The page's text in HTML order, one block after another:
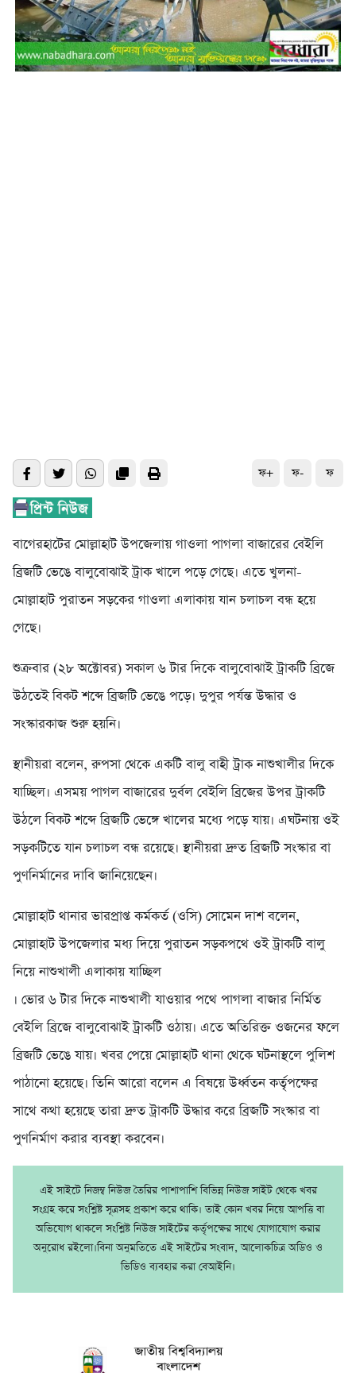
ফ+ ফ- ফ
বাগেরহাটের মোল্লাহাট উপজেলায় গাওলা পাগলা বাজারের বেইলি
ব্রিজটি ভেঙে বালুবোঝাই ট্রাক খালে পড়ে গেছে। এতে খুলনা-
মোল্লাহাট পুরাতন সড়কের গাওলা এলাকায় যান চলাচল বন্ধ হয়ে
গেছে।
শুক্রবার (২৮ অক্টোবর) সকাল ৬ টার দিকে বালুবোঝাই ট্রাকটি ব্রিজে
উঠতেই বিকট শব্দে ব্রিজটি ভেঙে পড়ে। দুপুর পর্যন্ত উদ্ধার ও
সংস্কারকাজ শুরু হয়নি।
স্থানীয়রা বলেন, রুপসা থেকে একটি বালু বাহী ট্রাক নাশুখালীর দিকে
যাচ্ছিল। এসময় পাগল বাজারের দুর্বল বেইলি ব্রিজের উপর ট্রাকটি
উঠলে বিকট শব্দে ব্রিজটি ভেঙ্গে খালের মধ্যে পড়ে যায়। এঘটনায় ওই
সড়কটিতে যান চলাচল বন্ধ রয়েছে। স্থানীয়রা দ্রুত ব্রিজটি সংস্কার বা
পুণনির্মানের দাবি জানিয়েছেন।
মোল্লাহাট থানার ভারপ্রাপ্ত কর্মকর্ত (ওসি) সোমেন দাশ বলেন,
মোল্লাহাট উপজেলার মধ্য দিয়ে পুরাতন সড়কপথে ওই ট্রাকটি বালু
নিয়ে নাশুখালী এলাকায় যাচ্ছিল
। ভোর ৬ টার দিকে নাশুখালী যাওয়ার পথে পাগলা বাজার নির্মিত
বেইলি ব্রিজে বালুবোঝাই ট্রাকটি ওঠায়। এতে অতিরিক্ত ওজনের ফলে
ব্রিজটি ভেঙে যায়। খবর পেয়ে মোল্লাহাট থানা থেকে ঘটনাস্থলে পুলিশ
পাঠানো হয়েছে। তিনি আরো বলেন এ বিষয়ে উর্ধ্বতন কর্তৃপক্ষের
সাথে কথা হয়েছে তারা দ্রুত ট্রাকটি উদ্ধার করে ব্রিজটি সংস্কার বা
পুণনির্মাণ করার ব্যবস্থা করবেন।
এই সাইটে নিজম্ব নিউজ তৈরির পাশাপাশি বিভিন্ন নিউজ সাইট থেকে খবর
সংগ্রহ করে সংশ্লিষ্ট সূত্রসহ প্রকাশ করে থাকি। তাই কোন খবর নিয়ে আপত্তি বা
অভিযোগ থাকলে সংশ্লিষ্ট নিউজ সাইটের কর্তৃপক্ষের সাথে যোগাযোগ করার
অনুরোধ রইলো।বিনা অনুমতিতে এই সাইটের সংবাদ, আলোকচিত্র অডিও ও
ভিডিও ব্যবহার করা বেআইনি।